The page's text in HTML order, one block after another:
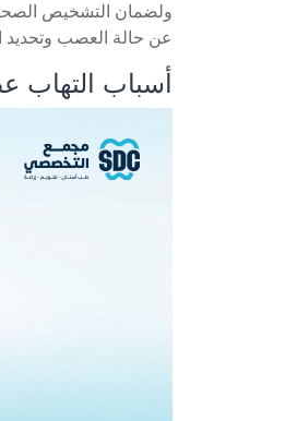
ولضمان التشخيص
عن حالة العصب وتحديد
أسباب التهاب